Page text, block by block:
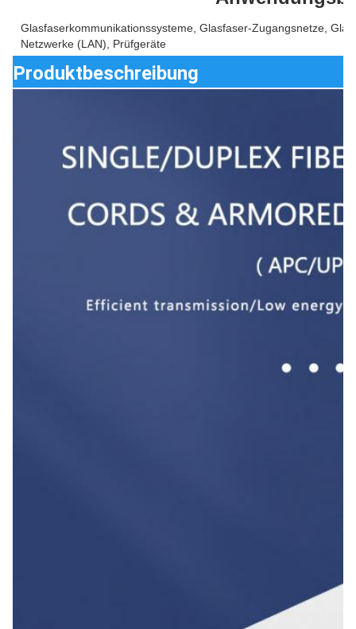
Glasfaserkommunikationssysteme, Glasfaser-Zugangsnetze,
Netzwerke (LAN), Prüfgeräte
Produktbeschreibung